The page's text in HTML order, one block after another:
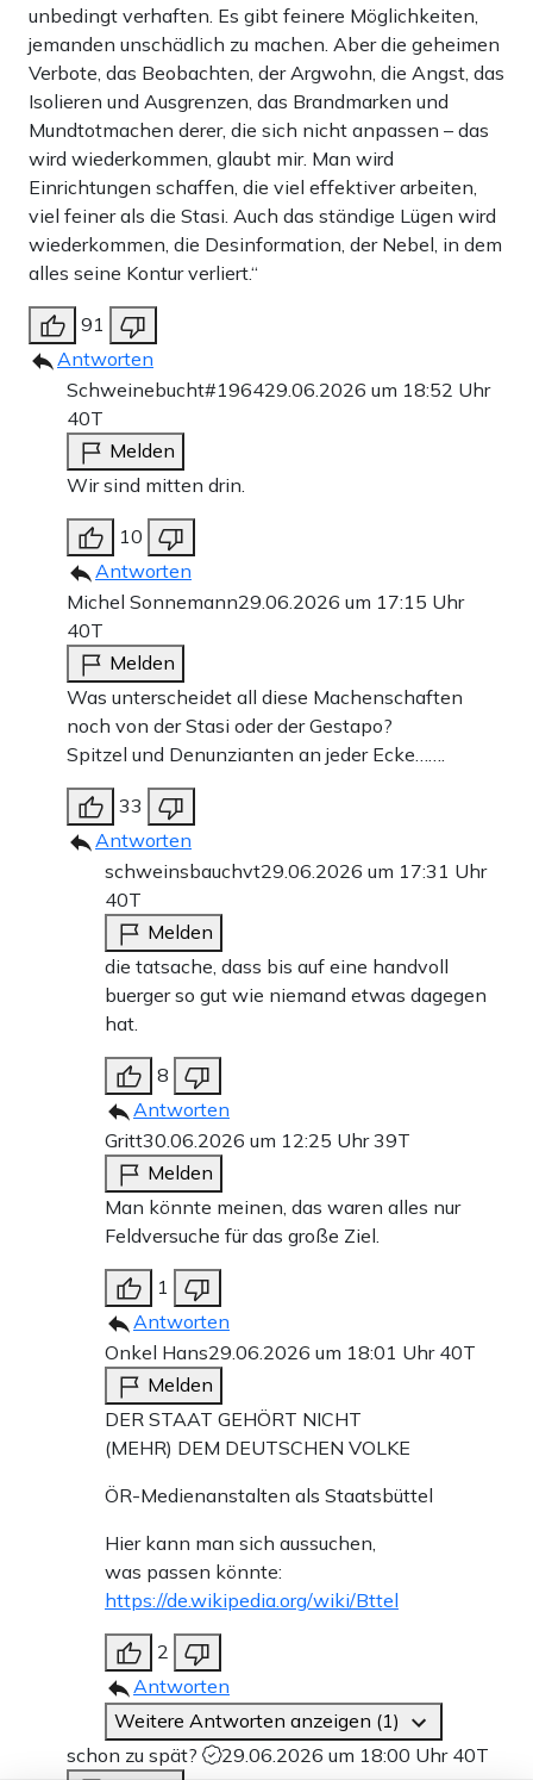
unbedingt verhaften. Es gibt feinere Möglichkeiten,
jemanden unschädlich zu machen. Aber die geheimen
Verbote, das Beobachten, der Argwohn, die Angst, das
Isolieren und Ausgrenzen, das Brandmarken und
Mundtotmachen derer, die sich nicht anpassen – das
wird wiederkommen, glaubt mir. Man wird
Einrichtungen schaffen, die viel effektiver arbeiten,
viel feiner als die Stasi. Auch das ständige Lügen wird
wiederkommen, die Desinformation, der Nebel, in dem
alles seine Kontur verliert.“
91
Antworten
Schweinebucht#196429.06.2026 um 18:52 Uhr
40T
Melden
Wir sind mitten drin.
10
Antworten
Michel Sonnemann29.06.2026 um 17:15 Uhr
40T
Melden
Was unterscheidet all diese Machenschaften
noch von der Stasi oder der Gestapo?
Spitzel und Denunzianten an jeder Ecke…….
33
Antworten
schweinsbauchvt29.06.2026 um 17:31 Uhr
40T
Melden
die tatsache, dass bis auf eine handvoll
buerger so gut wie niemand etwas dagegen
hat.
8
Antworten
Gritt30.06.2026 um 12:25 Uhr39T
Melden
Man könnte meinen, das waren alles nur
Feldversuche für das große Ziel.
1
Antworten
Onkel Hans29.06.2026 um 18:01 Uhr 40T
Melden
DER STAAT GEHÖRT NICHT
(MEHR) DEM DEUTSCHEN VOLKE
ÖR-Medienanstalten als Staatsbüttel
Hier kann man sich aussuchen,
was passen könnte:
https://de.wikipedia.org/wiki/Bttel
2
Antworten
Weitere Antworten anzeigen (1)
schon zu spät?
29.06.2026 um 18:00 Uhr 40T